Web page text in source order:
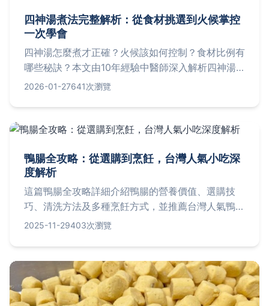
四神湯煮法完整解析：從食材挑選到火候掌控
一次學會
四神湯怎麼煮才正確？火候該如何控制？食材比例有
哪些秘訣？本文由10年經驗中醫師深入解析四神湯
煮法的每一個細節，包括常見錯誤避坑、獨家烹飪技
2026-01-27641次瀏覽
鴨腸全攻略：從選購到烹飪，台灣人氣小吃深
度解析
這篇鴨腸全攻略詳細介紹鴨腸的營養價值、選購技
巧、清洗方法及多種烹飪方式，並推薦台灣人氣鴨腸
餐廳，包含地址、價格和營業時間。無論您是新手還
問。
2025-11-29403次瀏覽